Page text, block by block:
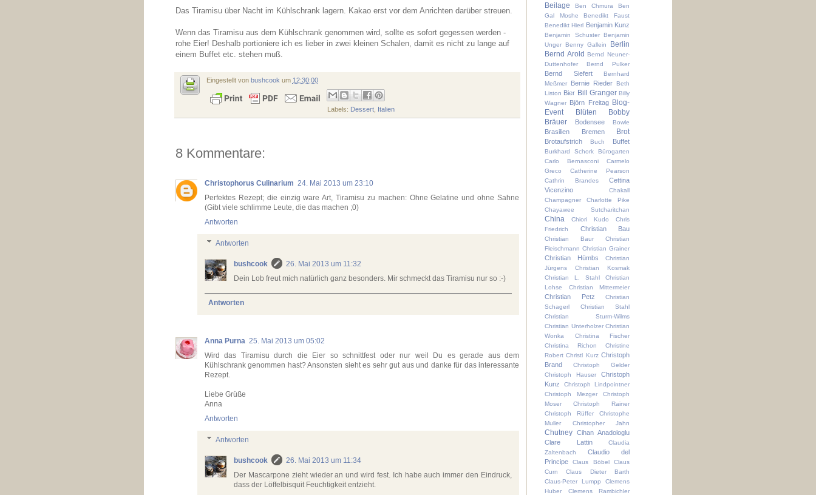
Das Tiramisu über Nacht im Kühlschrank lagern. Kakao erst vor dem Anrichten darüber streuen.
Wenn das Tiramisu aus dem Kühlschrank genommen wird, sollte es sofort gegessen werden -
rohe Eier! Deshalb portioniere ich es lieber in zwei kleinen Schalen, damit es nicht zu lange auf
einem Buffet etc. stehen muß.
Eingestellt von bushcook um 12:30:00
Labels: Dessert Italien
8 Kommentare:
Christophorus Culinarium 24. Mai 2013 um 23:10
Perfektes Rezept; die einzig ware Art, Tiramisu zu machen: Ohne Gelatine und ohne Sahne
(Gibt viele schlimme Leute, die das machen ;0)
Antworten
Antworten
bushcook
26. Mai 2013 um 11:32
Dein Lob freut mich natürlich ganz besonders. Mir schmeckt das Tiramisu nur so :-)
Antworten
Anna Purna 25. Mai 2013 um 05:02
Wird das Tiramisu durch die Eier so schnittfest oder nur weil Du es gerade aus dem
Kühlschrank genommen hast? Ansonsten sieht es sehr gut aus und danke für das interessante
Rezept.
Liebe Grüße
Anna
Antworten
Antworten
bushcook
26. Mai 2013 um 11:34
Der Mascarpone zieht wieder an und wird fest. Ich habe auch immer den Eindruck,
dass der Löffelbisquit Feuchtigkeit entzieht.
Beilage Ben Chmura
Ben
Gal Moshe
Benedikt Faust
Benedikt Hierl Benjamin Kunz
Benjamin Schuster
Benjamin
Unger
Benny Gallein
Berlin
Bernd Arold Bernd Neuner-
Duttenhofer
Bernd Pulker
Bernd Siefert
Bernhard
Meßmer
Bernie Rieder
Beth
Liston Bier Bill Granger Billy
Wagner Björn Freitag Blog-
Event
Blüten
Bobby
Bräuer
Bodensee Bowle
Brasilien Bremen Brot
Brotaufstrich Buch Buffet
Burkhard Schork
Bürogarten
Carlo Bernasconi
Carmelo
Greco
Catherine Pearson
Cathrin Brandes
Cettina
Vicenzino
Chakall
Champagner
Charlotte Pike
Chayawee Sutcharitchan
China Chiori Kudo
Chris
Friedrich
Christian Bau
Christian Baur
Christian
Fleischmann Christian Grainer
Christian Hümbs
Christian
Jürgens
Christian Kosmak
Christian L. Stahl
Christian
Lohse
Christian Mittermeier
Christian Petz
Christian
Schagerl
Christian Stahl
Christian Sturm-Wilms
Christian Unterholzer Christian
Wonka
Christina Fischer
Christina Richon
Christine
Robert Christl Kurz Christoph
Brand
Christoph Gelder
Christoph Hauser
Christoph
Kunz
Christoph Lindpointner
Christoph Mezger
Christoph
Moser
Christoph Rainer
Christoph Rüffer
Christophe
Muller
Christopher Jahn
Chutney Cihan Anadologlu
Clare Lattin
Claudia
Zaltenbach
Claudio del
Principe
Claus Böbel
Claus
Curn
Claus Dieter Barth
Claus-Peter Lumpp
Clemens
Huber
Clemens Rambichler